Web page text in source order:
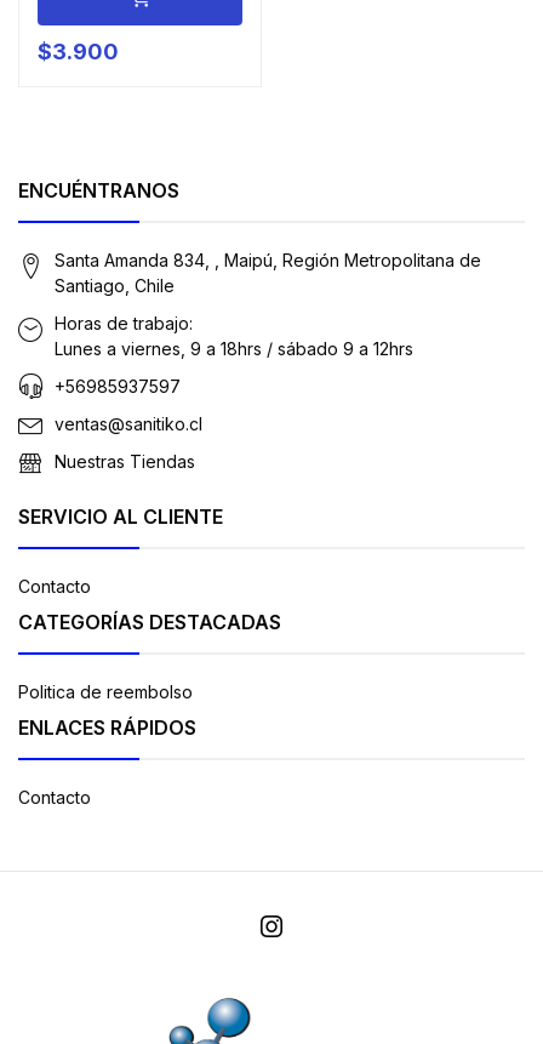
$3.900
ENCUÉNTRANOS
Santa Amanda 834, , Maipú, Región Metropolitana de
Santiago, Chile
Horas de trabajo:
Lunes a viernes, 9 a 18hrs / sábado 9 a 12hrs
+56985937597
ventas@sanitiko.cl
Nuestras Tiendas
SERVICIO AL CLIENTE
Contacto
CATEGORÍAS DESTACADAS
Politica de reembolso
ENLACES RÁPIDOS
Contacto